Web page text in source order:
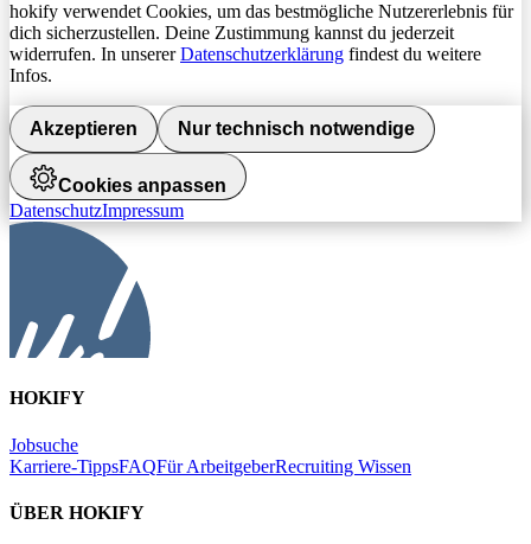
hokify verwendet Cookies, um das bestmögliche Nutzererlebnis für
dich sicherzustellen. Deine Zustimmung kannst du jederzeit
widerrufen. In unsererDatenschutzerklärung findest du weitere
Infos.
Akzeptieren Nur technisch notwendige
Cookies anpassen
DatenschutzImpressum
HOKIFY
Jobsuche
Karriere-TippsFAQFür ArbeitgeberRecruiting Wissen
ÜBER HOKIFY